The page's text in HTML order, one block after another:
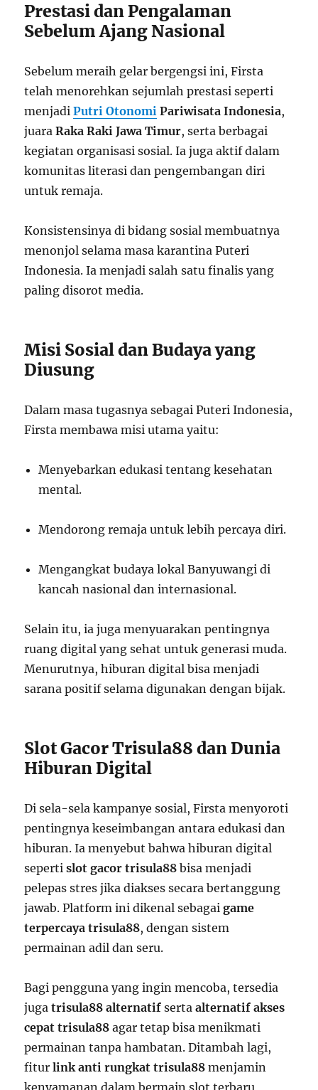
Prestasi dan Pengalaman
Sebelum Ajang Nasional
Sebelum meraih gelar bergengsi ini, Firsta
telah menorehkan sejumlah prestasi seperti
menjadiPutri Otonomi Pariwisata Indonesia,
juaraRaka Raki Jawa Timur, serta berbagai
kegiatan organisasi sosial. Ia juga aktif dalam
komunitas literasi dan pengembangan diri
untuk remaja.
Konsistensinya di bidang sosial membuatnya
menonjol selama masa karantina Puteri
Indonesia. Ia menjadi salah satu finalis yang
paling disorot media.
Misi Sosial dan Budaya yang
Diusung
Dalam masa tugasnya sebagai Puteri Indonesia,
Firsta membawa misi utama yaitu:
Menyebarkan edukasi tentang kesehatan
mental.
Mendorong remaja untuk lebih percaya diri.
Mengangkat budaya lokal Banyuwangi di
kancah nasional dan internasional.
Selain itu, ia juga menyuarakan pentingnya
ruang digital yang sehat untuk generasi muda.
Menurutnya, hiburan digital bisa menjadi
sarana positif selama digunakan dengan bijak.
Slot Gacor Trisula88 dan Dunia
Hiburan Digital
Di sela-sela kampanye sosial, Firsta menyoroti
pentingnya keseimbangan antara edukasi dan
hiburan. Ia menyebut bahwa hiburan digital
sepertislot gacor trisula88 bisa menjadi
pelepas stres jika diakses secara bertanggung
jawab. Platform ini dikenal sebagaigame
terpercaya trisula88, dengan sistem
permainan adil dan seru.
Bagi pengguna yang ingin mencoba, tersedia
jugatrisula88 alternatif sertaalternatif akses
cepat trisula88 agar tetap bisa menikmati
permainan tanpa hambatan. Ditambah lagi,
fiturlink anti rungkat trisula88 menjamin